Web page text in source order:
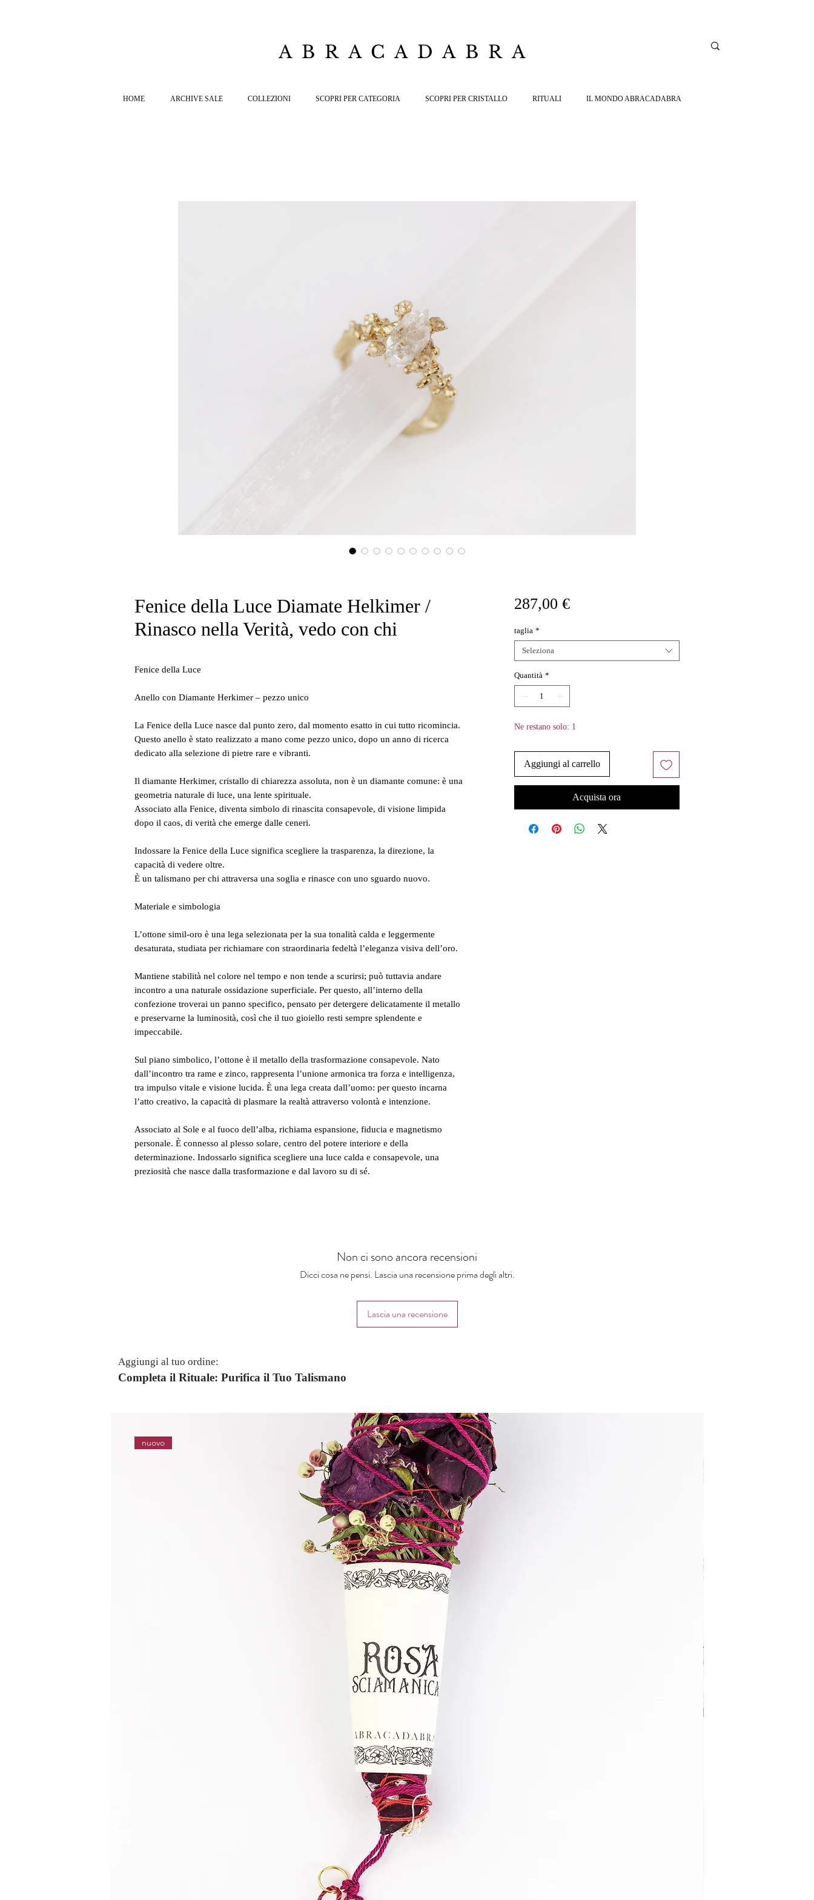
ABRACADABRA
HOME ARCHIVE SALE COLLEZIONI SCOPRI PER CATEGORIA SCOPRI PER CRISTALLO RITUALI IL MONDO ABRACADABRA
Fenice della Luce Diamate Helkimer /
Rinasco nella Verità, vedo con chi
Fenice della Luce
Anello con Diamante Herkimer – pezzo unico
La Fenice della Luce nasce dal punto zero, dal momento esatto in cui tutto ricomincia.
Questo anello è stato realizzato a mano come pezzo unico, dopo un anno di ricerca
dedicato alla selezione di pietre rare e vibranti.
Il diamante Herkimer, cristallo di chiarezza assoluta, non è un diamante comune: è una
geometria naturale di luce, una lente spirituale.
Associato alla Fenice, diventa simbolo di rinascita consapevole, di visione limpida
dopo il caos, di verità che emerge dalle ceneri.
Indossare la Fenice della Luce significa scegliere la trasparenza, la direzione, la
capacità di vedere oltre.
È un talismano per chi attraversa una soglia e rinasce con uno sguardo nuovo.
Materiale e simbologia
L’ottone simil-oro è una lega selezionata per la sua tonalità calda e leggermente
desaturata, studiata per richiamare con straordinaria fedeltà l’eleganza visiva dell’oro.
Mantiene stabilità nel colore nel tempo e non tende a scurirsi; può tuttavia andare
incontro a una naturale ossidazione superficiale. Per questo, all’interno della
confezione troverai un panno specifico, pensato per detergere delicatamente il metallo
e preservarne la luminosità, così che il tuo gioiello resti sempre splendente e
impeccabile.
Sul piano simbolico, l’ottone è il metallo della trasformazione consapevole. Nato
dall’incontro tra rame e zinco, rappresenta l’unione armonica tra forza e intelligenza,
tra impulso vitale e visione lucida. È una lega creata dall’uomo: per questo incarna
l’atto creativo, la capacità di plasmare la realtà attraverso volontà e intenzione.
Associato al Sole e al fuoco dell’alba, richiama espansione, fiducia e magnetismo
personale. È connesso al plesso solare, centro del potere interiore e della
determinazione. Indossarlo significa scegliere una luce calda e consapevole, una
preziosità che nasce dalla trasformazione e dal lavoro su di sé.
287,00 €Prezzo
taglia *
Seleziona
Quantità *
Ne restano solo: 1
Aggiungi al carrello
Acquista ora
Non ci sono ancora recensioni
Dicci cosa ne pensi. Lascia una recensione prima degli altri.
Lascia una recensione
Aggiungi al tuo ordine:
Completa il Rituale: Purifica il Tuo Talismano
nuovo